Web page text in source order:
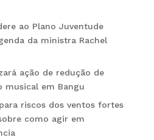
ao Plano Juventude
da ministra Rachel
ação de redução de
musical em Bangu
riscos dos ventos fortes
como agir em